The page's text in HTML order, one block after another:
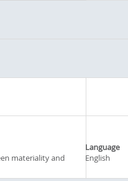
Language
materiality and
English